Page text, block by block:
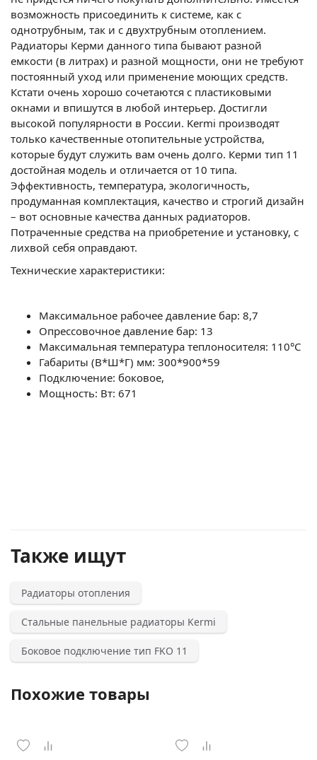
возможность присоединить к системе, как с
однотрубным, так и с двухтрубным отоплением.
Радиаторы Керми данного типа бывают разной
емкости (в литрах) и разной мощности, они не требуют
постоянный уход или применение моющих средств.
Кстати очень хорошо сочетаются с пластиковыми
окнами и впишутся в любой интерьер. Достигли
высокой популярности в России. Kermi производят
только качественные отопительные устройства,
которые будут служить вам очень долго. Керми тип 11
достойная модель и отличается от 10 типа.
Эффективность, температура, экологичность,
продуманная комплектация, качество и строгий дизайн
– вот основные качества данных радиаторов.
Потраченные средства на приобретение и установку, с
лихвой себя оправдают.
Технические характеристики:
Максимальное рабочее давление бар: 8,7
Опрессовочное давление бар: 13
Максимальная температура теплоносителя: 110°С
Габариты (В*Ш*Г) мм: 300*900*59
Подключение: боковое,
Мощность: Вт: 671
Также ищут
Радиаторы отопления
Стальные панельные радиаторы Kermi
Боковое подключение тип FKO 11
Похожие товары